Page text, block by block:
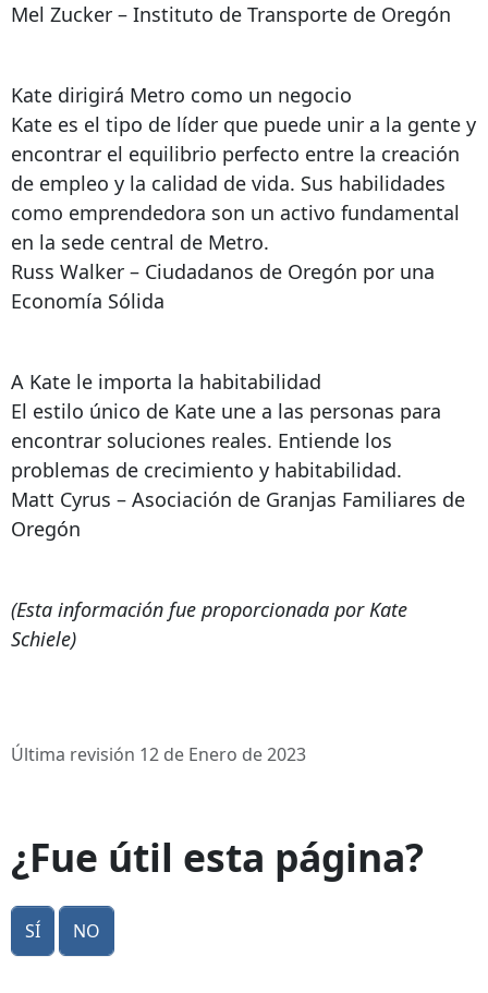
Mel Zucker – Instituto de Transporte de Oregón
Kate dirigirá Metro como un negocio
Kate es el tipo de líder que puede unir a la gente y
encontrar el equilibrio perfecto entre la creación
de empleo y la calidad de vida. Sus habilidades
como emprendedora son un activo fundamental
en la sede central de Metro.
Russ Walker – Ciudadanos de Oregón por una
Economía Sólida
A Kate le importa la habitabilidad
El estilo único de Kate une a las personas para
encontrar soluciones reales. Entiende los
problemas de crecimiento y habitabilidad.
Matt Cyrus – Asociación de Granjas Familiares de
Oregón
(Esta información fue proporcionada por Kate
Schiele)
Última revisión 12 de Enero de 2023
¿Fue útil esta página?
Sí No